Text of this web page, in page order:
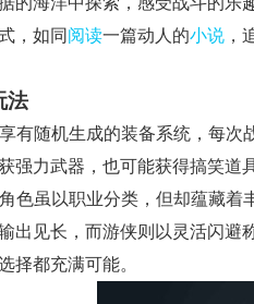
，如同 阅读一篇动人的小说 ，
法
有随机生成的装备系统，每次
强力武器，也可能获得搞笑道
色虽以职业分类，但却蕴藏着
出见长，而游侠则以灵活闪避
择都充满可能。